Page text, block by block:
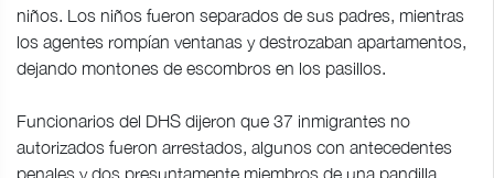
niños. Los niños fueron separados de sus padres, mientras
los agentes rompían ventanas y destrozaban apartamentos,
dejando montones de escombros en los pasillos.
Funcionarios del DHS dijeron que 37 inmigrantes no
autorizados fueron arrestados, algunos con antecedentes
penales y dos presuntamente miembros de una pandilla